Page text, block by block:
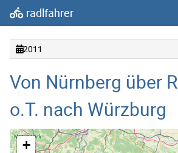
radlfahrer
2011
Von Nürnberg über
o.T. nach Würzburg
+